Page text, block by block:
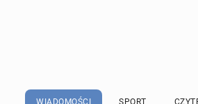
WIADOMOŚCI SPORT